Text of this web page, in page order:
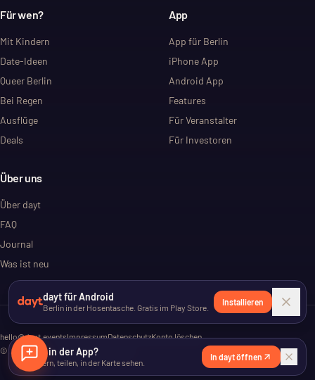
Lieber in der App?
Speichern, teilen, in der Karte sehen.
In dayt öffnen
Für wen?
Mit Kindern
Date-Ideen
Queer Berlin
Bei Regen
Ausflüge
Deals
App
App für Berlin
iPhone App
Android App
Features
Für Veranstalter
Für Investoren
Über uns
Über dayt
FAQ
Journal
Was ist neu
hello@dayt.eventsImpressumDatenschutzKonto löschen
© 2026 dayt. Alle Rechte vorbehalten.
dayt für Android
Berlin in der Hosentasche. Gratis im Play Store.
Installieren